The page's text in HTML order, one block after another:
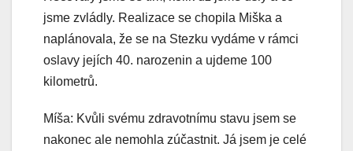
jsme zvládly. Realizace se chopila Miška a
naplánovala, že se na Stezku vydáme v rámci
oslavy jejích 40. narozenin a ujdeme 100
kilometrů.
Míša: Kvůli svému zdravotnímu stavu jsem se
nakonec ale nemohla zúčastnit. Já jsem je celé